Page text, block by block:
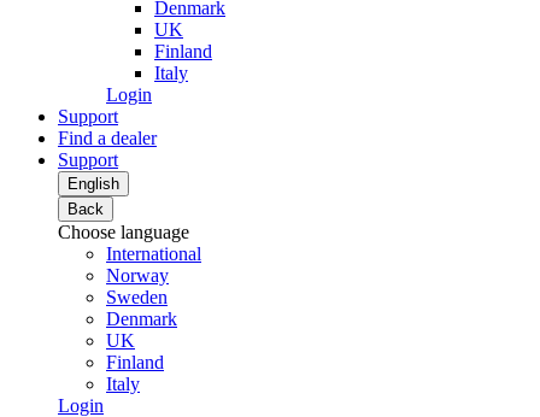
Denmark
UK
Finland
Italy
Login
Support
Find a dealer
Support
English
Back
Choose language
International
Norway
Sweden
Denmark
UK
Finland
Italy
Login